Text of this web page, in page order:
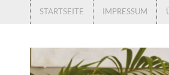
STARTSEITE IMPRESSUM